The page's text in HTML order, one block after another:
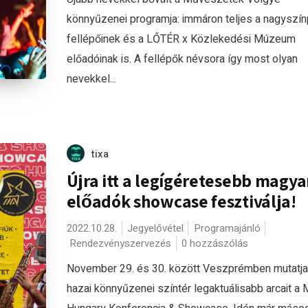
könnyűzenei programja: immáron teljes a
fellépőinek és a LŐTÉR x Közlekedési Múzeum
előadóinak is. A fellépők névsora így most olyan
nevekkel...
tixa
Újra itt a legígéretesebb
előadók showcase fesztiválja!
2022.10.28. Jegyelővétel
Programajánló
Rendezvényszervezés
0 hozzászólás
November 29. és 30. között Veszprémben
hazai könnyűzenei színtér legaktuálisabb arcait a